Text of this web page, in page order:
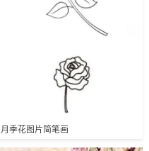
月季花图片简笔画